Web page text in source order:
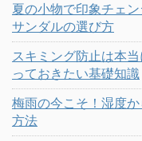
夏の小物で印象チェ
サンダルの選び方
スキミング防止は本
っておきたい基礎知識
梅雨の今こそ！湿度
方法